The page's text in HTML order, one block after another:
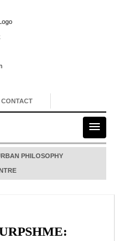
CONTACT
PHILOSOPHY